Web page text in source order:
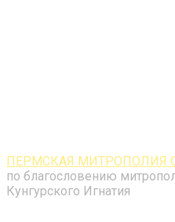
ПЕРМСКАЯ МИТРОПОЛИЯ
по благословению
Кунгурского Игнатия